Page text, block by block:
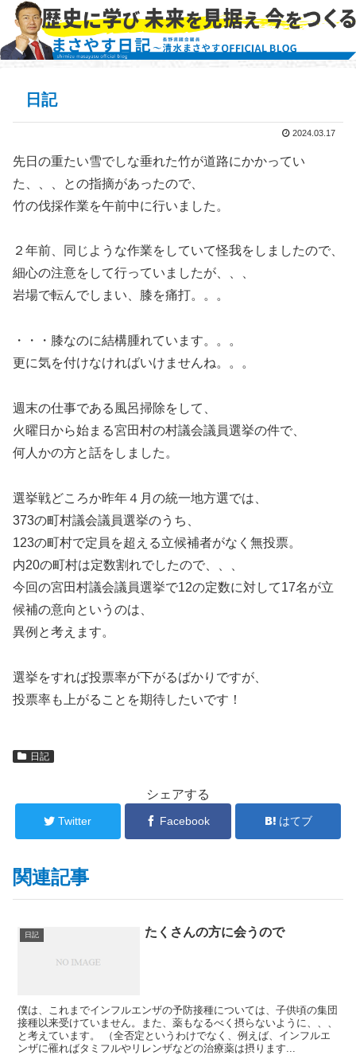
日記
2024.03.17
先日の重たい雪でしな垂れた竹が道路にかかってい
た、、、との指摘があったので、
竹の伐採作業を午前中に行いました。
２年前、同じような作業をしていて怪我をしましたので、
細心の注意をして行っていましたが、、、
岩場で転んでしまい、膝を痛打。。。
・・・膝なのに結構腫れています。。。
更に気を付けなければいけませんね。。。
週末の仕事である風呂掃除をして、
火曜日から始まる宮田村の村議会議員選挙の件で、
何人かの方と話をしました。
選挙戦どころか昨年４月の統一地方選では、
373の町村議会議員選挙のうち、
123の町村で定員を超える立候補者がなく無投票。
内20の町村は定数割れでしたので、、、
今回の宮田村議会議員選挙で12の定数に対して17名が立
候補の意向というのは、
異例と考えます。
選挙をすれば投票率が下がるばかりですが、
投票率も上がることを期待したいです！
日記
シェアする
Twitter Facebook はてブ
関連記事
日記 たくさんの方に会うので
僕は、これまでインフルエンザの予防接種については、子供頃の集団
接種以来受けていません。また、薬もなるべく摂らないように、、、
と考えています。 （全否定というわけでなく、例えば、インフルエ
ンザに罹ればタミフルやリレンザなどの治療薬は摂ります...